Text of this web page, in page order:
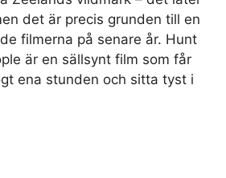
det är precis grunden till en
filmerna på senare år. Hunt
är en sällsynt film som får
ena stunden och sitta tyst i